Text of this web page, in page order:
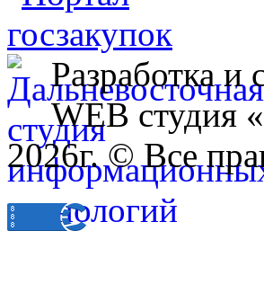
Разработка и
WEB студия
2026г. © Все